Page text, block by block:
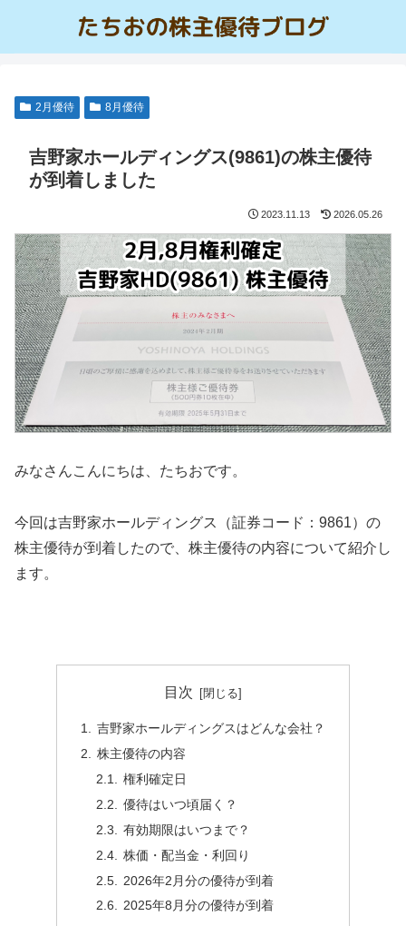
2月優待 8月優待
吉野家ホールディングス(9861)の株主優待
が到着しました
2023.11.13 2026.05.26
みなさんこんにちは、たちおです。
今回は吉野家ホールディングス（証券コード：9861）の
株主優待が到着したので、株主優待の内容について紹介し
ます。
目次
吉野家ホールディングスはどんな会社？
株主優待の内容
権利確定日
優待はいつ頃届く？
有効期限はいつまで？
株価・配当金・利回り
2026年2月分の優待が到着
2025年8月分の優待が到着